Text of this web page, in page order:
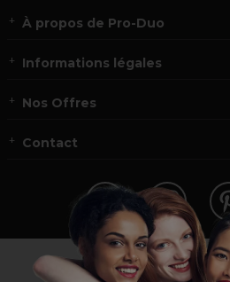
À propos de Pro-Duo
Informations légales
Nos Offres
Contact
Vous n’êtes pas un
Visitez notre site pour